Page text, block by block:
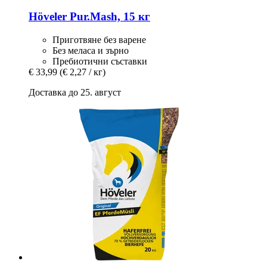
Höveler Pur.Mash, 15 кг
Приготвяне без варене
Без меласа и зърно
Пребиотични съставки
€ 33,99 (€ 2,27 / кг)
Доставка до 25. август